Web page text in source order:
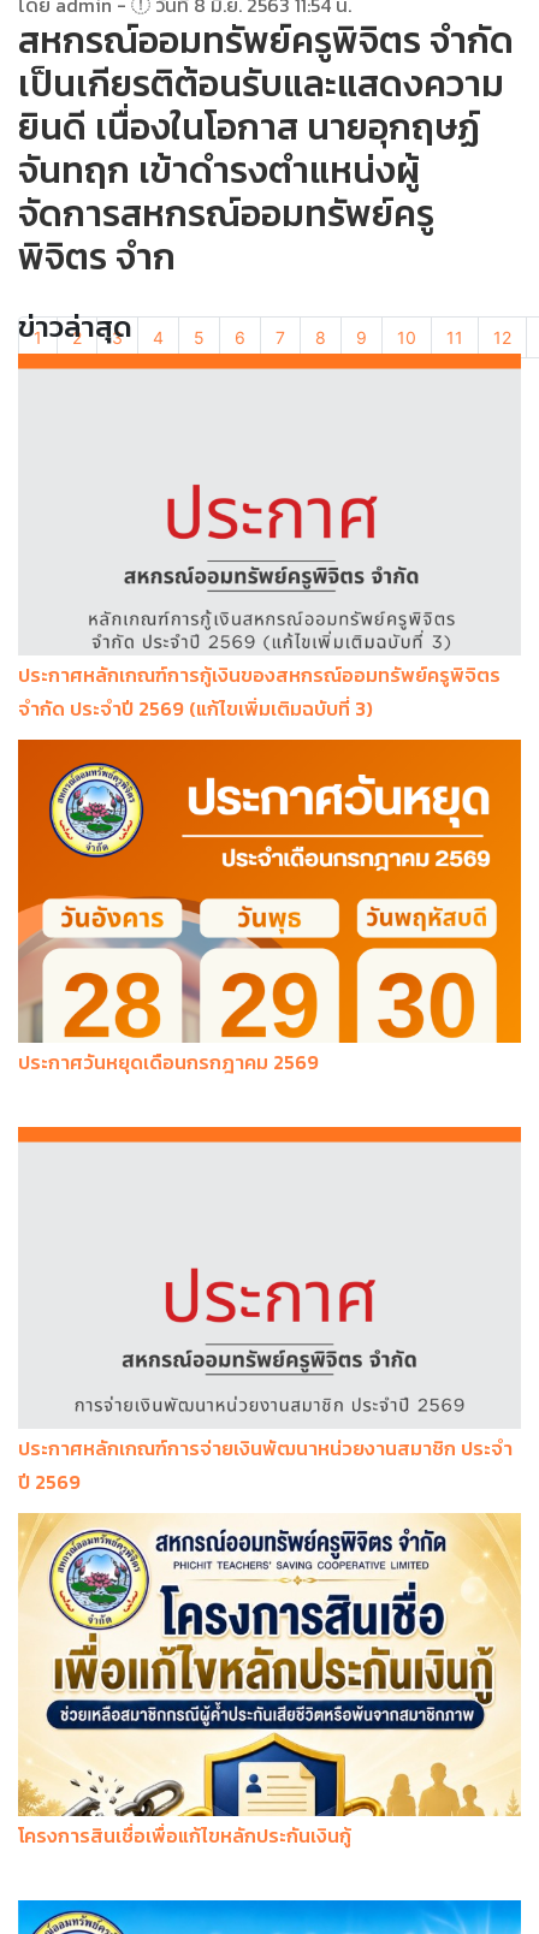
สหกรณ์ออมทรัพย์ครูพิจิตร จำกัด
เป็นเกียรติต้อนรับและแสดงความ
ยินดี เนื่องในโอกาส นายอุกฤษฏ์
จันทฤก เข้าดำรงตำแหน่งผู้
จัดการสหกรณ์ออมทรัพย์ครู
พิจิตร จำก
1 2 3 4 5 6 7 8 9 10 11 12
ข่าวล่าสุด
ประกาศหลักเกณฑ์การกู้เงินของสหกรณ์ออมทรัพย์ครูพิจิตร
จำกัด ประจำปี 2569 (แก้ไขเพิ่มเติมฉบับที่ 3)
ประกาศวันหยุดเดือนกรกฎาคม 2569
ประกาศหลักเกณฑ์การจ่ายเงินพัฒนาหน่วยงานสมาชิก ประจำ
ปี 2569
โครงการสินเชื่อเพื่อแก้ไขหลักประกันเงินกู้